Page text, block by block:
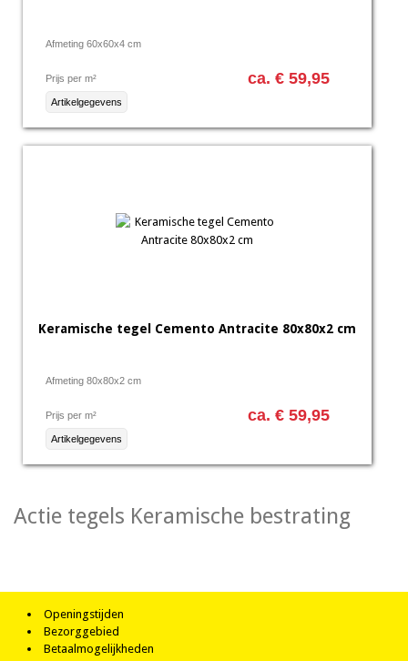
Afmeting 60x60x4 cm
Prijs per m² ca. € 59,95
Artikelgegevens
Keramische tegel Cemento Antracite 80x80x2 cm
Afmeting 80x80x2 cm
Prijs per m² ca. € 59,95
Artikelgegevens
Actie tegels Keramische bestrating
Openingstijden
Bezorggebied
Betaalmogelijkheden